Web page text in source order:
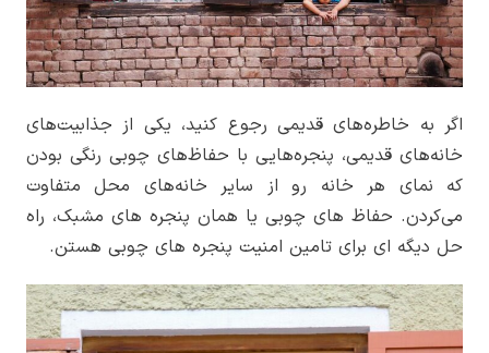
اگر به خاطره‌های قدیمی رجوع کنید، یکی از جذابیت‌های
خانه‌های قدیمی، پنجره‌هایی با حفاظ‌های چوبی رنگی بودن
که نمای هر خانه رو از سایر خانه‌های محل متفاوت
می‌کردن. حفاظ های چوبی یا همان پنجره های مشبک، راه
حل دیگه ای برای تامین امنیت پنجره های چوبی هستن.